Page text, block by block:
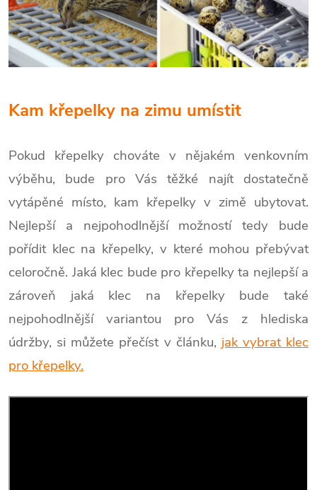
Kam křepelky na zimu umístit
Pokud křepelky chováte v nějakém venkovním
výběhu, bude pro Vás těžké najít dostatečně
vytápěné místo, kam křepelky v zimě ubytovat.
Nejlepší a nejpohodlnější možností tedy bude
pořídit klec na křepelky, v které mohou přebývat
celoročně. Jaká klec bude pro křepelky ta nejlepší a
zároveň jaká klec na křepelky bude také
nejpohodlnější variantou pro Vás z hlediska
údržby, si můžete přečíst v článku, jak vybrat klec
pro křepelky.